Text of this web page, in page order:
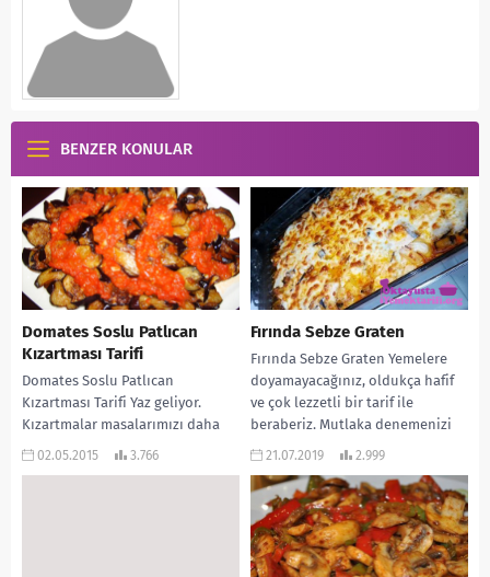
BENZER KONULAR
Domates Soslu Patlıcan
Kızartması Tarifi
Domates Soslu Patlıcan
Kızartması Tarifi Yaz geliyor.
Kızartmalar masalarımızı daha
çok kaplayacak. Ve inanıyorum ki
02.05.2015 3.766
Fırında Sebze Graten
Fırında Sebze Graten Yemelere
doyamayacağınız, oldukça hafif
ve çok lezzetli bir tarif ile
beraberiz. Mutlaka denemenizi
tavsiye ediyorum. Kendi başına...
21.07.2019 2.999